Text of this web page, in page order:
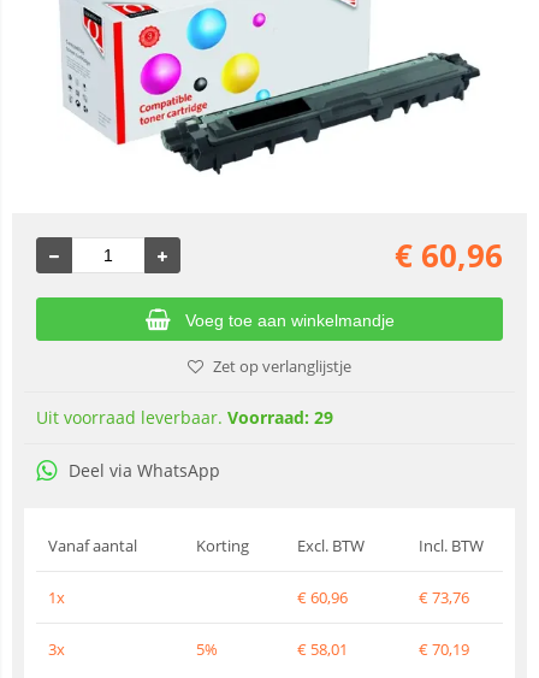
€ 60,96
Voeg toe aan winkelmandje
Zet op verlanglijstje
Uit voorraad leverbaar. Voorraad: 29
Deel via WhatsApp
Vanaf aantal Korting Excl. BTW Incl. BTW
1x €60,96 €73,76
3x 5% € 58,01 €70,19